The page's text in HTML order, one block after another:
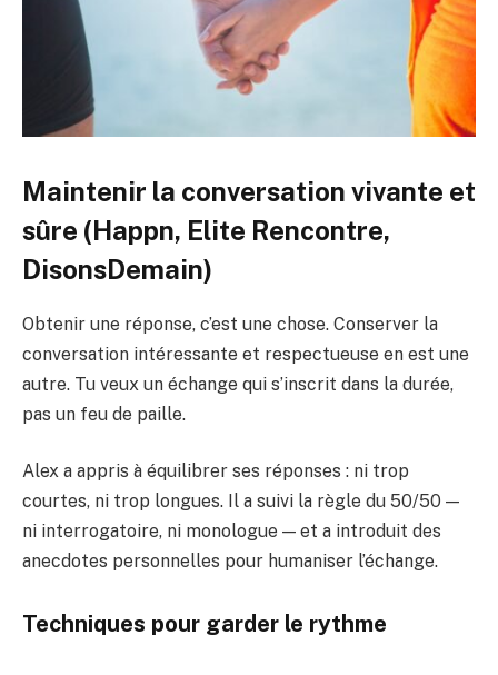
Maintenir la conversation vivante et
sûre (Happn, Elite Rencontre,
DisonsDemain)
Obtenir une réponse, c’est une chose. Conserver la
conversation intéressante et respectueuse en est une
autre. Tu veux un échange qui s’inscrit dans la durée,
pas un feu de paille.
Alex a appris à équilibrer ses réponses : ni trop
courtes, ni trop longues. Il a suivi la règle du 50/50 —
ni interrogatoire, ni monologue — et a introduit des
anecdotes personnelles pour humaniser l’échange.
Techniques pour garder le rythme